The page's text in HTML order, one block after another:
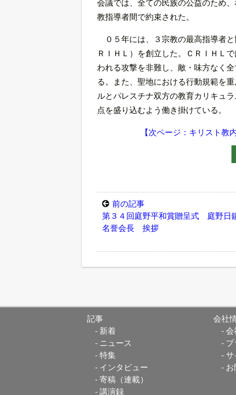
教指導者間で約束された。
０５年には、３宗教の最高指導者
ＲＩＨＬ）を創立した。ＣＲＩＨＬ
われる攻撃を非難し、敵・味方なく
る。また、聖地における行動規範を
ルとパレスチナ双方の教育カリキュ
点を盛り込むよう働き掛けている。
【次ページ：キリスト
前の記事
第３４回庭野平和賞贈呈式 庭野日
名誉会長 挨拶
記事
新着
ニュース
特集
インタビュー
寄稿（連載）
講演録
会社
会
サ